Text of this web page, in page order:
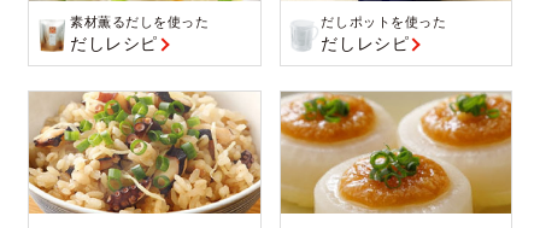
素材薫るだしを使った
だしレシピ
だしポットを使った
だしレシピ